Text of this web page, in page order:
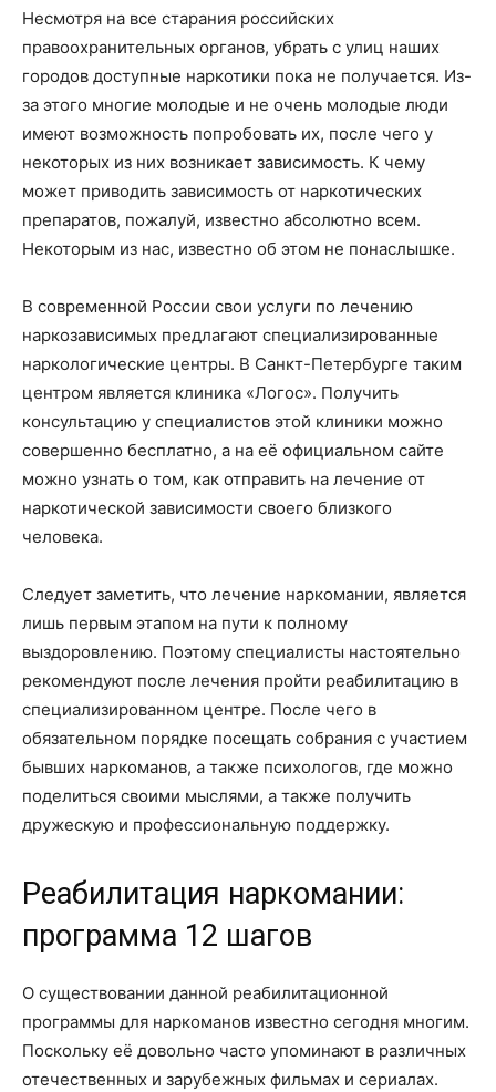
Несмотря на все старания российских
правоохранительных органов, убрать с улиц наших
городов доступные наркотики пока не получается. Из-
за этого многие молодые и не очень молодые люди
имеют возможность попробовать их, после чего у
некоторых из них возникает зависимость. К чему
может приводить зависимость от наркотических
препаратов, пожалуй, известно абсолютно всем.
Некоторым из нас, известно об этом не понаслышке.
В современной России свои услуги по лечению
наркозависимых предлагают специализированные
наркологические центры. В Санкт-Петербурге таким
центром является клиника «Логос». Получить
консультацию у специалистов этой клиники можно
совершенно бесплатно, а на её официальном сайте
можно узнать о том, как отправить на лечение от
наркотической зависимости своего близкого
человека.
Следует заметить, что лечение наркомании, является
лишь первым этапом на пути к полному
выздоровлению. Поэтому специалисты настоятельно
рекомендуют после лечения пройти реабилитацию в
специализированном центре. После чего в
обязательном порядке посещать собрания с участием
бывших наркоманов, а также психологов, где можно
поделиться своими мыслями, а также получить
дружескую и профессиональную поддержку.
Реабилитация наркомании:
программа 12 шагов
О существовании данной реабилитационной
программы для наркоманов известно сегодня многим.
Поскольку её довольно часто упоминают в различных
отечественных и зарубежных фильмах и сериалах.